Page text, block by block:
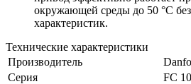
окружающей среды до 50 °C
характеристик.
Технические характеристики
Производитель
Серия
FC